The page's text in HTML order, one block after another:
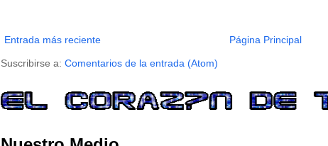
Entrada más reciente Página Principal
Suscribirse a: Comentarios de la entrada (Atom)